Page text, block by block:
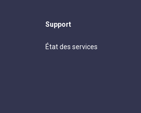
Support
État des services